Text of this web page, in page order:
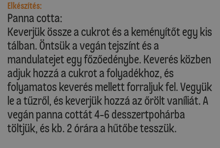
Elkészítés:
Panna cotta:
Keverjük össze a cukrot és a keményítőt egy kis
tálban. Öntsük a vegán tejszínt és a
mandulatejet egy főzőedénybe. Keverés közben
adjuk hozzá a cukrot a folyadékhoz, és
folyamatos keverés mellett forraljuk fel. Vegyük
le a tűzről, és keverjük hozzá az őrölt vaníliát. A
vegán panna cottát 4-6 desszertpohárba
töltjük, és kb. 2 órára a hűtőbe tesszük.